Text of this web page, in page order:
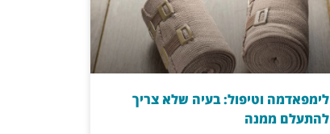
לימפאדמה וטיפול: בעיה שלא צריך
להתעלם ממנה